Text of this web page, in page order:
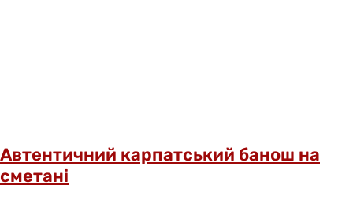
Автентичний карпатський банош на
сметані